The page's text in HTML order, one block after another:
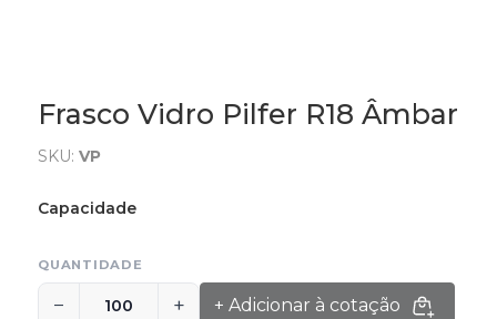
Frasco Vidro Pilfer R18 Âmbar
SKU:VP
Capacidade
QUANTIDADE
− + + Adicionar à cotação